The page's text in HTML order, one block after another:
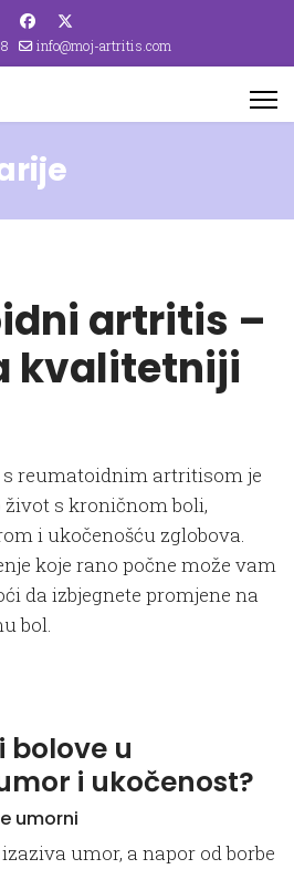
info@moj-artritis.com
artritis –
kvalitetniji
reumatoidnim artritisom je
život s kroničnom boli,
i ukočenošću zglobova.
koje rano počne može vam
da izbjegnete promjene na
bol.
bolove u
i ukočenost?
umorni
umor, a napor od borbe